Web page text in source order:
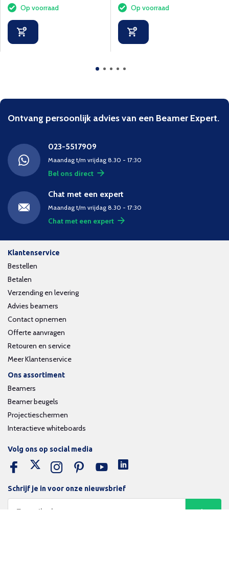
Op voorraad Op voorraad
Ontvang persoonlijk advies van een Beamer Expert.
023-5517909
Maandag t/m vrijdag 8.30 - 17:30
Bel ons direct
Chat met een expert
Maandag t/m vrijdag 8.30 - 17:30
Chat met een expert
Klantenservice
Bestellen
Betalen
Verzending en levering
Advies beamers
Contact opnemen
Offerte aanvragen
Retouren en service
Meer Klantenservice
Ons assortiment
Beamers
Beamer beugels
Projectieschermen
Interactieve whiteboards
Schrijf je in voor onze nieuwsbrief
Volg ons op social media